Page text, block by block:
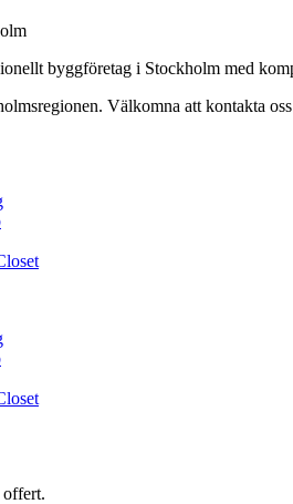
byggföretag i Stockholm med
Välkomna att kontakta